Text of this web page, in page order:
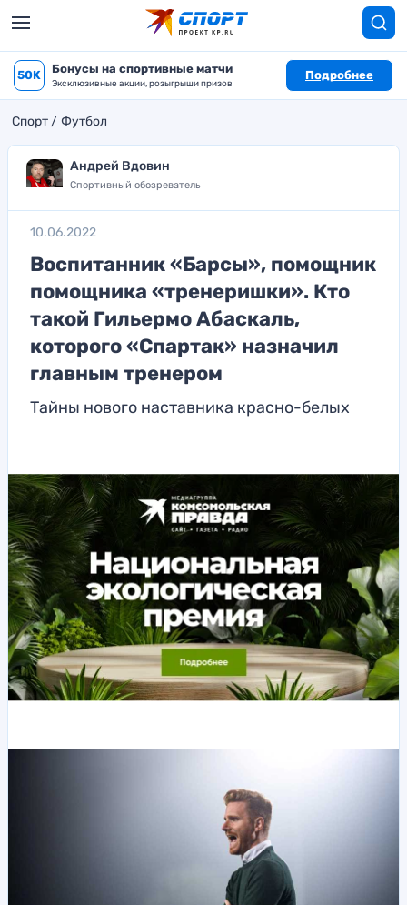
50K Бонусы на спортивные матчи
Эксклюзивные акции, розыгрыши призов
Подробнее
Спорт Футбол
Андрей Вдовин
Спортивный обозреватель
10.06.2022
Воспитанник «Барсы», помощник
помощника «тренеришки». Кто
такой Гильермо Абаскаль,
которого «Спартак» назначил
главным тренером
Тайны нового наставника красно-белых